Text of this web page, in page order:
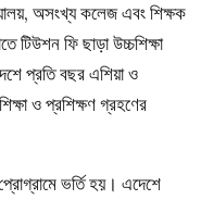
অসংখ্য কলেজ এবং শিক্ষক
টিউশন ফি ছাড়া উচ্চশিক্ষা
প্রতি বছর এশিয়া ও
ও প্রশিক্ষণ গ্রহণের
ভর্তি হয়। এদেশে